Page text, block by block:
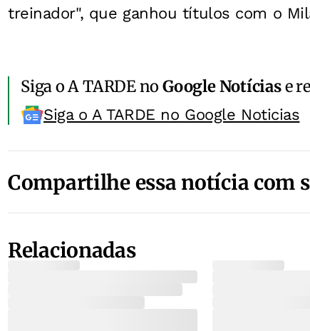
treinador", que ganhou títulos com o
Siga o A TARDE noGoogle Notíciase
Siga o A TARDE no Google Noticias
Compartilhe essa notícia com
Relacionadas